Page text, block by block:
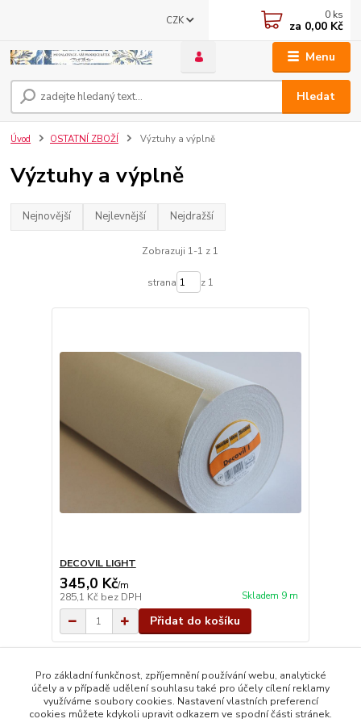
Menu
CZK
Hledat
0 ks
za 0,00 Kč
Úvod OSTATNÍ ZBOŽÍ Výztuhy a výplně
Výztuhy a výplně
Nejnovější Nejlevnější Nejdražší
Zobrazuji 1-1 z 1
strana z 1
DECOVIL LIGHT
345,0 Kč/m
285,1 Kč bez DPH Skladem 9 m
Přidat do košíku
strana z 1
Pro základní funkčnost, zpříjemnění používání webu, analytické
účely a v případě udělení souhlasu také pro účely cílení reklamy
využíváme soubory cookies. Nastavení vlastních preferencí
cookies můžete kdykoli upravit odkazem ve spodní části stránek.